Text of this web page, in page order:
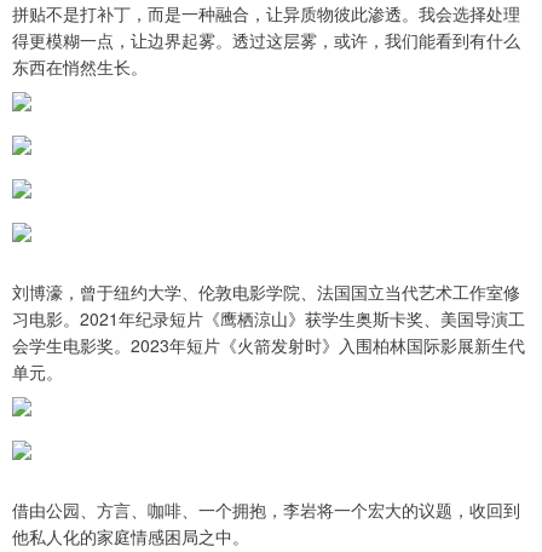
拼贴不是打补丁，而是一种融合，让异质物彼此渗透。我会选择处理
得更模糊一点，让边界起雾。透过这层雾，或许，我们能看到有什么
东西在悄然生长。
刘博濠，曾于纽约大学、伦敦电影学院、法国国立当代艺术工作室修
习电影。2021年纪录短片《鹰栖涼山》获学生奥斯卡奖、美国导演工
会学生电影奖。2023年短片《火箭发射时》入围柏林国际影展新生代
单元。
借由公园、方言、咖啡、一个拥抱，李岩将一个宏大的议题，收回到
他私人化的家庭情感困局之中。